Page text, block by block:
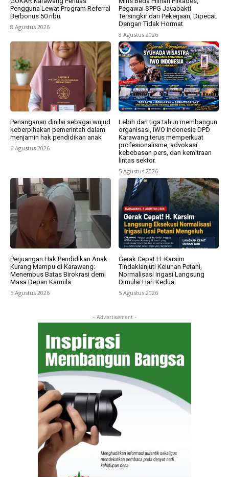
Pengguna Lewat Program Referral
Berbonus 50 ribu
8 Agustus 2026
Pegawai SPPG Jayabakti
Tersingkir dari Pekerjaan, Dipecat
Dengan Tidak Hormat
8 Agustus 2026
Penanganan dinilai sebagai wujud
keberpihakan pemerintah dalam
menjamin hak pendidikan anak
6 Agustus 2026
Lebih dari tiga tahun membangun
organisasi, IWO Indonesia DPD
Karawang terus memperkuat
profesionalisme, advokasi
kebebasan pers, dan kemitraan
lintas sektor.
5 Agustus 2026
Perjuangan Hak Pendidikan Anak
Kurang Mampu di Karawang:
Menembus Batas Birokrasi demi
Masa Depan Karmila
5 Agustus 2026
Gerak Cepat H. Karsim
Tindaklanjuti Keluhan Petani,
Normalisasi Irigasi Langsung
Dimulai Hari Kedua
5 Agustus 2026
- Advertisement -